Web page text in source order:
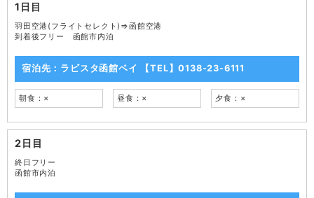
1日目
羽田空港(フライトセレクト)⇒函館空港
到着後フリー 函館市内泊
宿泊先：ラビスタ函館ベイ 【TEL】0138-23-6111
朝食：× 昼食：× 夕食：×
2日目
終日フリー
函館市内泊